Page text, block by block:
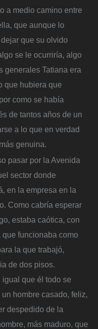
a medio camino entre
que aunque lo
que su olvido
se le ocurriría, algo
generales Tatiana era
que hubiera que
como se había
de tantos años de un
a lo que en verdad
genuina.
pasar por la Avenida
sector donde
en la empresa en la
Como cabría esperar
estaba caótica, con
funcionaba como
la que trabajó,
de dos pisos.
que él todo se
hombre casado, feliz,
despedido de la
más maduro, que